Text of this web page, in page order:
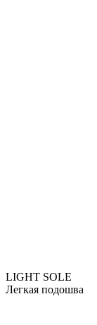
LIGHT SOLE
Легкая подошва